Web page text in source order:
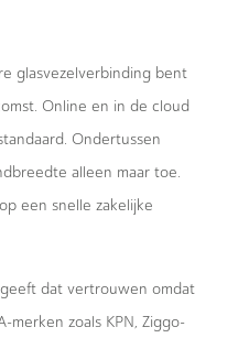
glasvezelverbinding bent
Online en in de cloud
Ondertussen
alleen maar toe.
een snelle zakelijke
dat vertrouwen omdat
merken zoals KPN, Ziggo-